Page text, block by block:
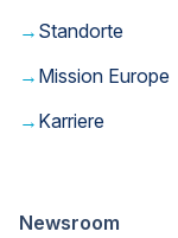
→ Standorte
→ Mission Europe
→ Karriere
Newsroom